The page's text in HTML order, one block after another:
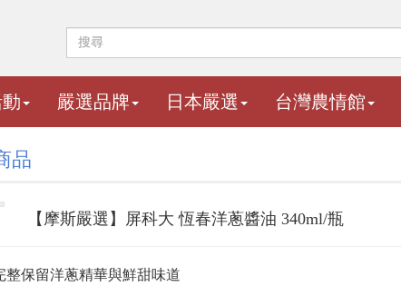
嚴選品牌 日本嚴選 台灣農情館
品
【摩斯嚴選】屏科大 恆春洋蔥醬油 340ml/瓶
整保留洋蔥精華與鮮甜味道